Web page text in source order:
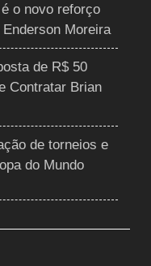
o novo reforço
Moreira
de R$ 50
Contratar Brian
de torneios e
do Mundo